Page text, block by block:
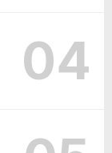
04